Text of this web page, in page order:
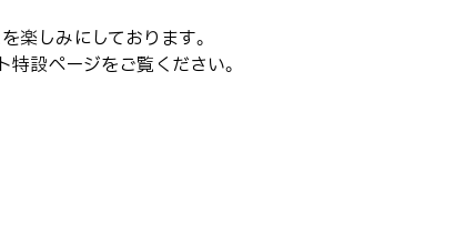
楽しみにしております。
設ページをご覧ください。